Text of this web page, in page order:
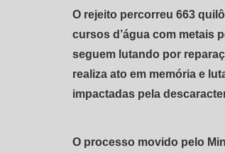
O rejeito percorreu 663
cursos d’água com metais
seguem lutando por
realiza ato em memória e
impactadas pela
O processo movido pelo